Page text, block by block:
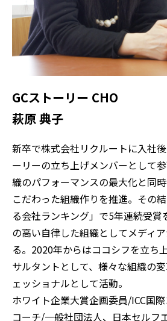
GCストーリー CHO
萩原 典子
新卒で株式会社リクルートに入社
ーリーの立ち上げメンバーとして
織のパフォーマンスの最大化と同
こだわった組織作りを推進。その
る会社ランキング」で5年連続受賞
の高い自律した組織としてメディ
る。 2020年からはココシフを立ち
サルタントとして、様々な組織の
ェッショナルとして活動。
ホワイト企業大賞企画委員/ICC国
コーチ/一般社団法人、日本セルフ